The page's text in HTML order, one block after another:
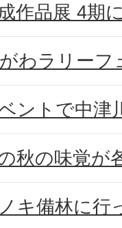
作品展 4期
わラリーフ
ントで中津
秋の味覚が
キ備林に行